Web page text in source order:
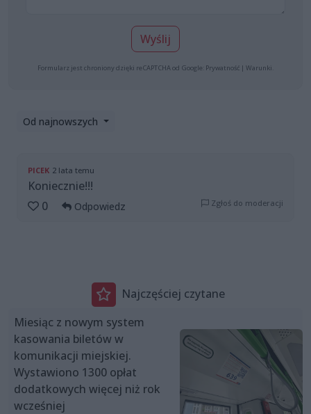
Wyślij
Formularz jest chroniony dzięki reCAPTCHA od Google: Prywatność | Warunki
Od najnowszych
PICEK 2 lata temu
Koniecznie!!!
0
Odpowiedz Zgłoś do moderacji
Najczęściej czytane
Miesiąc z nowym system
kasowania biletów w
komunikacji miejskiej.
Wystawiono 1300 opłat
dodatkowych więcej niż rok
wcześniej